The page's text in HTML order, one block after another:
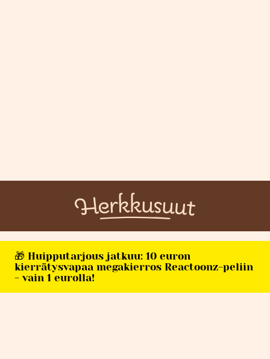
🎁 Huipputarjous jatkuu: 10 euron
kierrätysvapaa megakierros Reactoonz-peliin
- vain 1 eurolla!